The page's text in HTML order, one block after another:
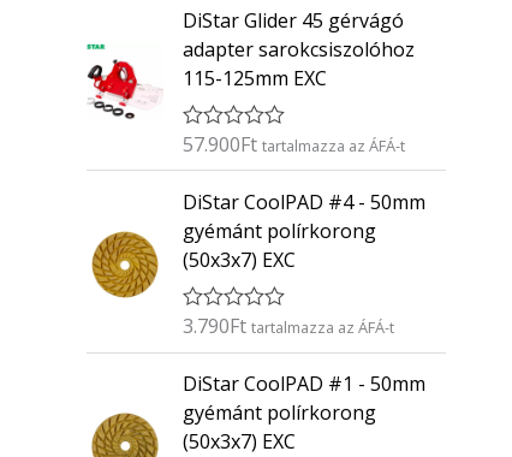
DiStar Glider 45 gérvágó
adapter sarokcsiszolóhoz
115-125mm EXC
É
é
e
l
s
:
0
/
5
57.900Ft tartalmazza az ÁFÁ-t
DiStar CoolPAD #4 - 50mm
gyémánt polírkorong
(50x3x7) EXC
É
é
e
l
3.790Ft tartalmazza az ÁFÁ-t
DiStar CoolPAD #1 - 50mm
gyémánt polírkorong
(50x3x7) EXC